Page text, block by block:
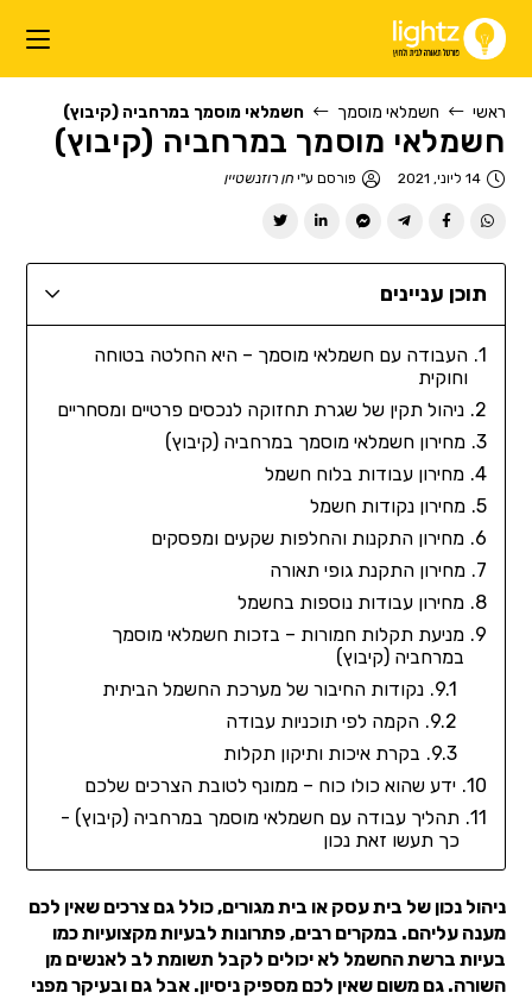
ראשי חשמלאי מוסמך חשמלאי מוסמך במרחביה (קיבוץ)
חשמלאי מוסמך במרחביה (קיבוץ)
14 ליוני, 2021 פורסם ע"יחן רוזנשטיין
תוכן עניינים
העבודה עם חשמלאי מוסמך – היא החלטה בטוחה
וחוקית
ניהול תקין של שגרת תחזוקה לנכסים פרטיים ומסחריים
מחירון חשמלאי מוסמך במרחביה (קיבוץ)
מחירון עבודות בלוח חשמל
מחירון נקודות חשמל
מחירון התקנות והחלפות שקעים ומפסקים
מחירון התקנת גופי תאורה
מחירון עבודות נוספות בחשמל
מניעת תקלות חמורות – בזכות חשמלאי מוסמך
במרחביה (קיבוץ)
נקודות החיבור של מערכת החשמל הביתית
הקמה לפי תוכניות עבודה
בקרת איכות ותיקון תקלות
ידע שהוא כולו כוח – ממונף לטובת הצרכים שלכם
תהליך עבודה עם חשמלאי מוסמך במרחביה (קיבוץ) -
כך תעשו זאת נכון
ניהול נכון של בית עסק או בית מגורים, כולל גם צרכים שאין לכם
מענה עליהם. במקרים רבים, פתרונות לבעיות מקצועיות כמו
בעיות ברשת החשמל לא יכולים לקבל תשומת לב לאנשים מן
השורה. גם משום שאין לכם מספיק ניסיון. אבל גם ובעיקר מפני